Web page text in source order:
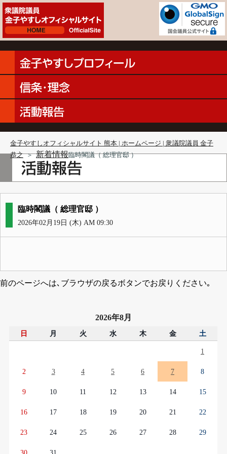
金子やすしオフィシャルサイト 熊本 | ホームページ | 衆議院議員 金子
恭之 ＞ 新着情報臨時閣議（ 総理官邸 ）
臨時閣議（ 総理官邸 ）
2026年02月19日 (木) AM 09:30
前のページへは､ブラウザの戻るボタンでお戻りください｡
2026年8月
日 月 火 水 木 金 土
1
2 3 4 5 6 7 8
9 10 11 12 13 14 15
16 17 18 19 20 21 22
23 24 25 26 27 28 29
30 31